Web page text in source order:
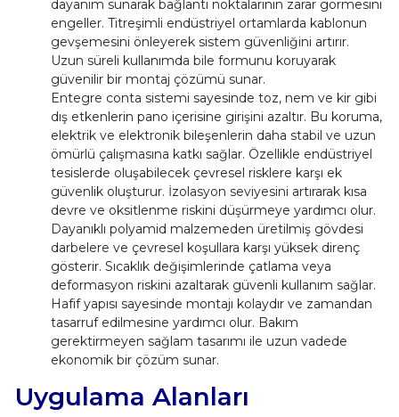
dayanım sunarak bağlantı noktalarının zarar görmesini
engeller. Titreşimli endüstriyel ortamlarda kablonun
gevşemesini önleyerek sistem güvenliğini artırır.
Uzun süreli kullanımda bile formunu koruyarak
güvenilir bir montaj çözümü sunar.
Entegre conta sistemi sayesinde toz, nem ve kir gibi
dış etkenlerin pano içerisine girişini azaltır. Bu koruma,
elektrik ve elektronik bileşenlerin daha stabil ve uzun
ömürlü çalışmasına katkı sağlar. Özellikle endüstriyel
tesislerde oluşabilecek çevresel risklere karşı ek
güvenlik oluşturur. İzolasyon seviyesini artırarak kısa
devre ve oksitlenme riskini düşürmeye yardımcı olur.
Dayanıklı polyamid malzemeden üretilmiş gövdesi
darbelere ve çevresel koşullara karşı yüksek direnç
gösterir. Sıcaklık değişimlerinde çatlama veya
deformasyon riskini azaltarak güvenli kullanım sağlar.
Hafif yapısı sayesinde montajı kolaydır ve zamandan
tasarruf edilmesine yardımcı olur. Bakım
gerektirmeyen sağlam tasarımı ile uzun vadede
ekonomik bir çözüm sunar.
Uygulama Alanları